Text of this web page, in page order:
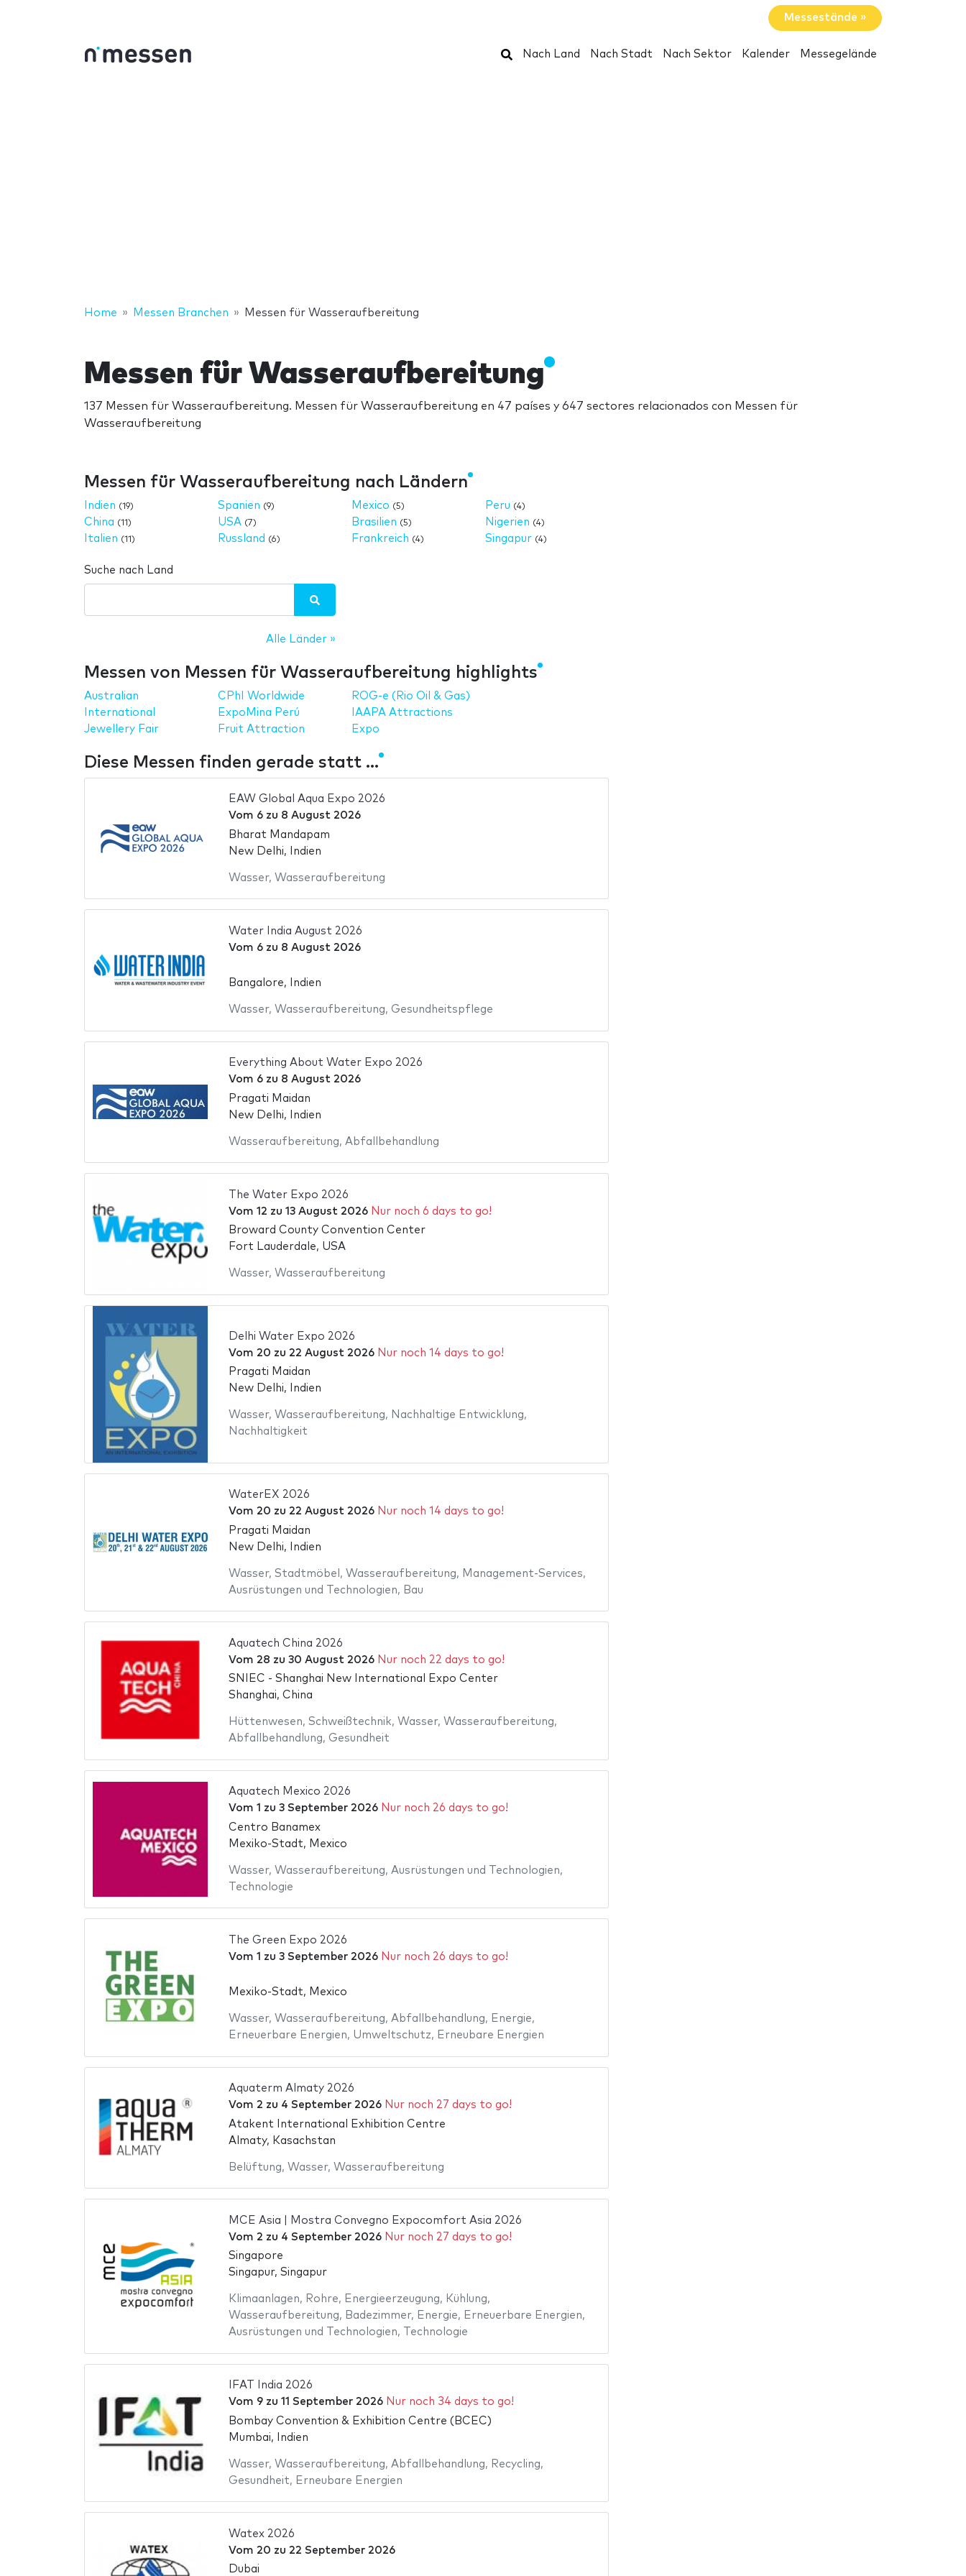
Messestände »
Suchen
Nach Land Nach Stadt Nach Sektor Kalender Messegelände
Home Messen Branchen Messen für Wasseraufbereitung
Messen für Wasseraufbereitung
137 Messen für Wasseraufbereitung. Messen für Wasseraufbereitung en 47 países y 647 sectores relacionados con Messen für
Wasseraufbereitung
Messen für Wasseraufbereitung nach Ländern
Indien (19)
China (11)
Italien (11)
Spanien (9)
USA (7)
Russland (6)
Mexico (5)
Brasilien (5)
Frankreich (4)
Peru (4)
Nigerien (4)
Singapur (4)
Suche nach Land
Alle Länder »
Messen von Messen für Wasseraufbereitung highlights
Australian
International
Jewellery Fair
CPhI Worldwide
ExpoMina Perú
Fruit Attraction
ROG-e (Rio Oil & Gas)
IAAPA Attractions
Expo
Diese Messen finden gerade statt ...
EAW Global Aqua Expo 2026
Vom 6zu 8 August 2026
Bharat Mandapam
New Delhi, Indien
Wasser, Wasseraufbereitung
Water India August 2026
Vom 6zu 8 August 2026
Bangalore, Indien
Wasser, Wasseraufbereitung, Gesundheitspflege
Everything About Water Expo 2026
Vom 6zu 8 August 2026
Pragati Maidan
New Delhi, Indien
Wasseraufbereitung, Abfallbehandlung
The Water Expo 2026
Vom 12 zu 13 August 2026 Nur noch 6 days to go!
Broward County Convention Center
Fort Lauderdale, USA
Wasser, Wasseraufbereitung
Delhi Water Expo 2026
Vom 20 zu 22 August 2026 Nur noch 14 days to go!
Pragati Maidan
New Delhi, Indien
Wasser, Wasseraufbereitung, Nachhaltige Entwicklung,
Nachhaltigkeit
WaterEX 2026
Vom 20 zu 22 August 2026 Nur noch 14 days to go!
Pragati Maidan
New Delhi, Indien
Wasser, Stadtmöbel , Wasseraufbereitung, Management-Services,
Ausrüstungen und Technologien, Bau
Aquatech China 2026
Vom 28 zu 30 August 2026 Nur noch 22 days to go!
SNIEC - Shanghai New International Expo Center
Shanghai, China
Hüttenwesen, Schweißtechnik, Wasser, Wasseraufbereitung,
Abfallbehandlung, Gesundheit
Aquatech Mexico 2026
Vom 1 zu 3 September 2026 Nur noch 26 days to go!
Centro Banamex
Mexiko-Stadt, Mexico
Wasser, Wasseraufbereitung, Ausrüstungen und Technologien,
Technologie
The Green Expo 2026
Vom 1 zu 3 September 2026 Nur noch 26 days to go!
Mexiko-Stadt, Mexico
Wasser, Wasseraufbereitung, Abfallbehandlung, Energie,
Erneuerbare Energien, Umweltschutz, Erneubare Energien
Aquaterm Almaty 2026
Vom 2 zu 4 September 2026 Nur noch 27 days to go!
Atakent International Exhibition Centre
Almaty, Kasachstan
Belüftung, Wasser, Wasseraufbereitung
MCE Asia | Mostra Convegno Expocomfort Asia 2026
Vom 2 zu 4 September 2026 Nur noch 27 days to go!
Singapore
Singapur, Singapur
Klimaanlagen, Rohre, Energieerzeugung, Kühlung,
Wasseraufbereitung, Badezimmer, Energie, Erneuerbare Energien,
Ausrüstungen und Technologien, Technologie
IFAT India 2026
Vom 9zu 11 September 2026 Nur noch 34 days to go!
Bombay Convention & Exhibition Centre (BCEC)
Mumbai, Indien
Wasser, Wasseraufbereitung, Abfallbehandlung, Recycling,
Gesundheit, Erneubare Energien
Watex 2026
Vom 20 zu 22 September 2026
Dubai